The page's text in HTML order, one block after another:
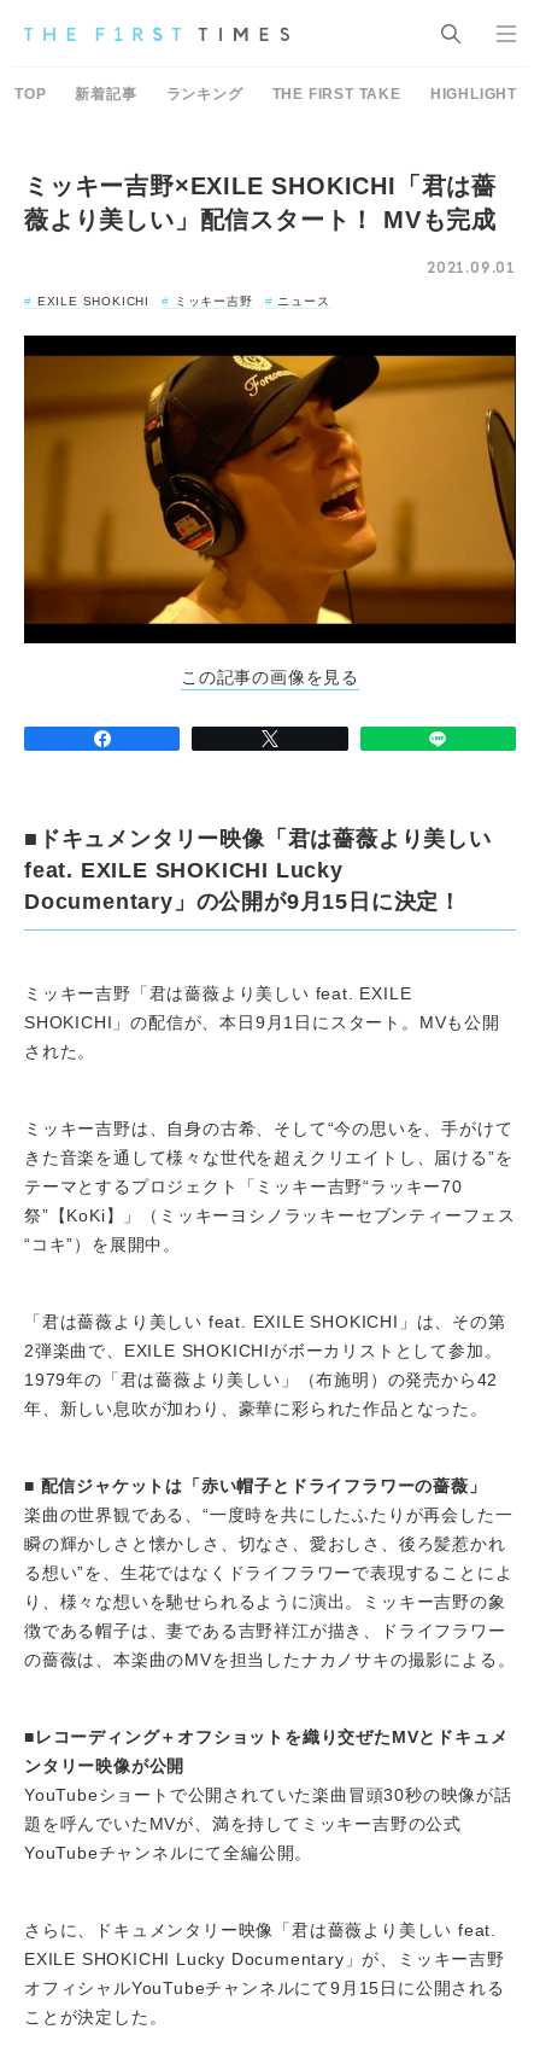
TOP 新着記事 ランキング THE FIRST TAKE HIGHLIGHT
ミッキー吉野×EXILE SHOKICHI「君は薔
薇より美しい」配信スタート！ MVも完成
2021.09.01
EXILE SHOKICHI ミッキー吉野 ニュース
この記事の画像を見る
■ドキュメンタリー映像「君は薔薇より美しい
feat. EXILE SHOKICHI Lucky
Documentary」の公開が9月15日に決定！
ミッキー吉野「君は薔薇より美しい feat. EXILE
SHOKICHI」の配信が、本日9月1日にスタート。MVも公開
された。
ミッキー吉野は、自身の古希、そして“今の思いを、手がけて
きた音楽を通して様々な世代を超えクリエイトし、届ける”を
テーマとするプロジェクト「ミッキー吉野“ラッキー70
祭”【KoKi】」（ミッキーヨシノラッキーセブンティーフェス
“コキ”）を展開中。
「君は薔薇より美しい feat. EXILE SHOKICHI」は、その第
2弾楽曲で、EXILE SHOKICHIがボーカリストとして参加。
1979年の「君は薔薇より美しい」（布施明）の発売から42
年、新しい息吹が加わり、豪華に彩られた作品となった。
■ 配信ジャケットは「赤い帽子とドライフラワーの薔薇」
楽曲の世界観である、“一度時を共にしたふたりが再会した一
瞬の輝かしさと懐かしさ、切なさ、愛おしさ、後ろ髪惹かれ
る想い”を、生花ではなくドライフラワーで表現することによ
り、様々な想いを馳せられるように演出。ミッキー吉野の象
徴である帽子は、妻である吉野祥江が描き、ドライフラワー
の薔薇は、本楽曲のMVを担当したナカノサキの撮影による。
■レコーディング＋オフショットを織り交ぜたMVとドキュメ
ンタリー映像が公開
YouTubeショートで公開されていた楽曲冒頭30秒の映像が話
題を呼んでいたMVが、満を持してミッキー吉野の公式
YouTubeチャンネルにて全編公開。
さらに、ドキュメンタリー映像「君は薔薇より美しい feat.
EXILE SHOKICHI Lucky Documentary」が、ミッキー吉野
オフィシャルYouTubeチャンネルにて9月15日に公開される
ことが決定した。